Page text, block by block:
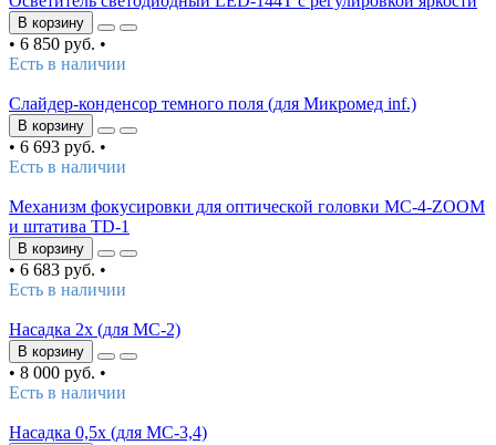
В корзину
• 6 850 руб. •
Есть в наличии
Слайдер-конденсор темного поля (для Микромед inf.)
В корзину
• 6 693 руб. •
Есть в наличии
Механизм фокусировки для оптической головки МС-4-ZOOM
и штатива TD-1
В корзину
• 6 683 руб. •
Есть в наличии
Насадка 2х (для MC-2)
В корзину
• 8 000 руб. •
Есть в наличии
Насадка 0,5х (для MC-3,4)